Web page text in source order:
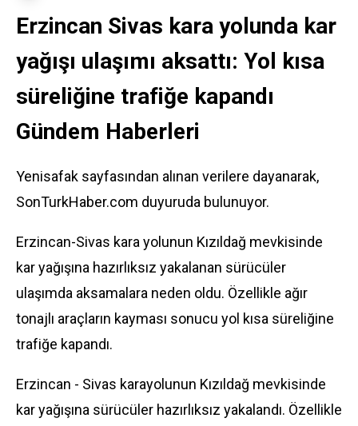
Erzincan Sivas kara yolunda kar
yağışı ulaşımı aksattı: Yol kısa
süreliğine trafiğe kapandı
Gündem Haberleri
Yenisafak sayfasından alınan verilere dayanarak,
SonTurkHaber.com duyuruda bulunuyor.
Erzincan-Sivas kara yolunun Kızıldağ mevkisinde
kar yağışına hazırlıksız yakalanan sürücüler
ulaşımda aksamalara neden oldu. Özellikle ağır
tonajlı araçların kayması sonucu yol kısa süreliğine
trafiğe kapandı.
Erzincan - Sivas karayolunun Kızıldağ mevkisinde
kar yağışına sürücüler hazırlıksız yakalandı. Özellikle